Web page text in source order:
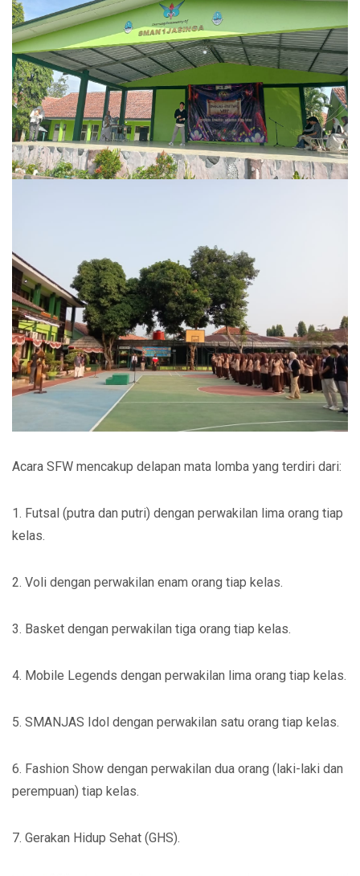
Acara SFW mencakup delapan mata lomba yang terdiri dari:
1. Futsal (putra dan putri) dengan perwakilan lima orang tiap
kelas.
2. Voli dengan perwakilan enam orang tiap kelas.
3. Basket dengan perwakilan tiga orang tiap kelas.
4. Mobile Legends dengan perwakilan lima orang tiap kelas.
5. SMANJAS Idol dengan perwakilan satu orang tiap kelas.
6. Fashion Show dengan perwakilan dua orang (laki-laki dan
perempuan) tiap kelas.
7. Gerakan Hidup Sehat (GHS).